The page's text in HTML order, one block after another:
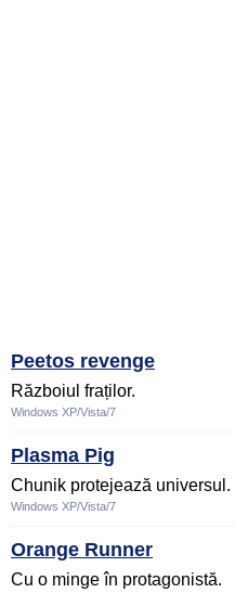
Peetos revenge
Războiul fraților.
Windows XP/Vista/7
Plasma Pig
Chunik protejează universul.
Windows XP/Vista/7
Orange Runner
Cu o minge în protagonistă.